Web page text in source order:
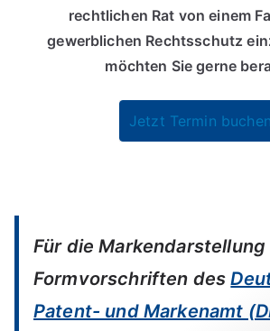
rechtlichen Rat von einem
gewerblichen Rechtsschutz
möchten Sie gerne
Jetzt Termin
Für die Markendarstellung
Formvorschriften des
Patent- und Markenamt